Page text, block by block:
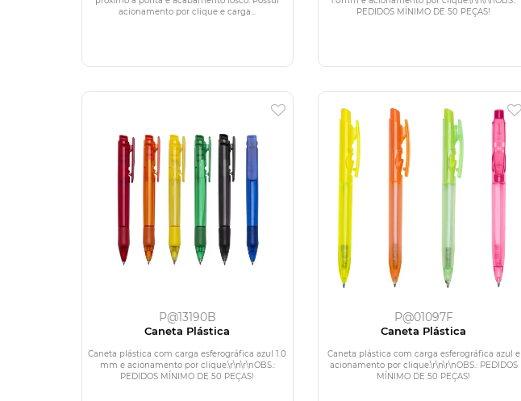
acionamento por clique e carga...
PEDIDOS MÍNIMO DE 50 PEÇAS!
P@13190B
Caneta Plástica
Caneta plástica com carga esferográfica azul 1.0
mm e acionamento por clique.\r\n\r\nOBS.:
PEDIDOS MÍNIMO DE 50 PEÇAS!
P@01097F
Caneta Plástica
Caneta plástica com carga esferográfica azul e
acionamento por clique.\r\n\r\nOBS.: PEDIDOS
MÍNIMO DE 50 PEÇAS!